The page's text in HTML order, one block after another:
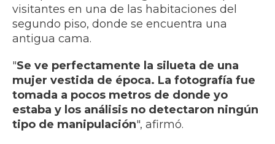
visitantes en una de las habitaciones del
segundo piso, donde se encuentra una
antigua cama.
"Se ve perfectamente la silueta de una
mujer vestida de época. La fotografía fue
tomada a pocos metros de donde yo
estaba y los análisis no detectaron ningún
tipo de manipulación", afirmó.